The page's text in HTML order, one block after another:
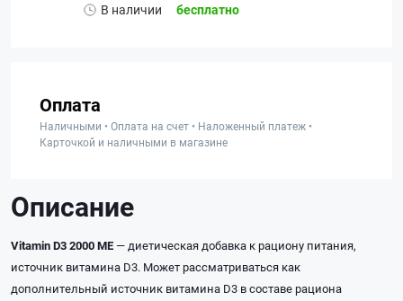
В наличии бесплатно
Оплата
Наличными • Оплата на счет • Наложенный платеж •
Карточкой и наличными в магазине
Описание
Vitamin D3 2000 МЕ — диетическая добавка к рациону питания,
источник витамина D3. Может рассматриваться как
дополнительный источник витамина D3 в составе рациона